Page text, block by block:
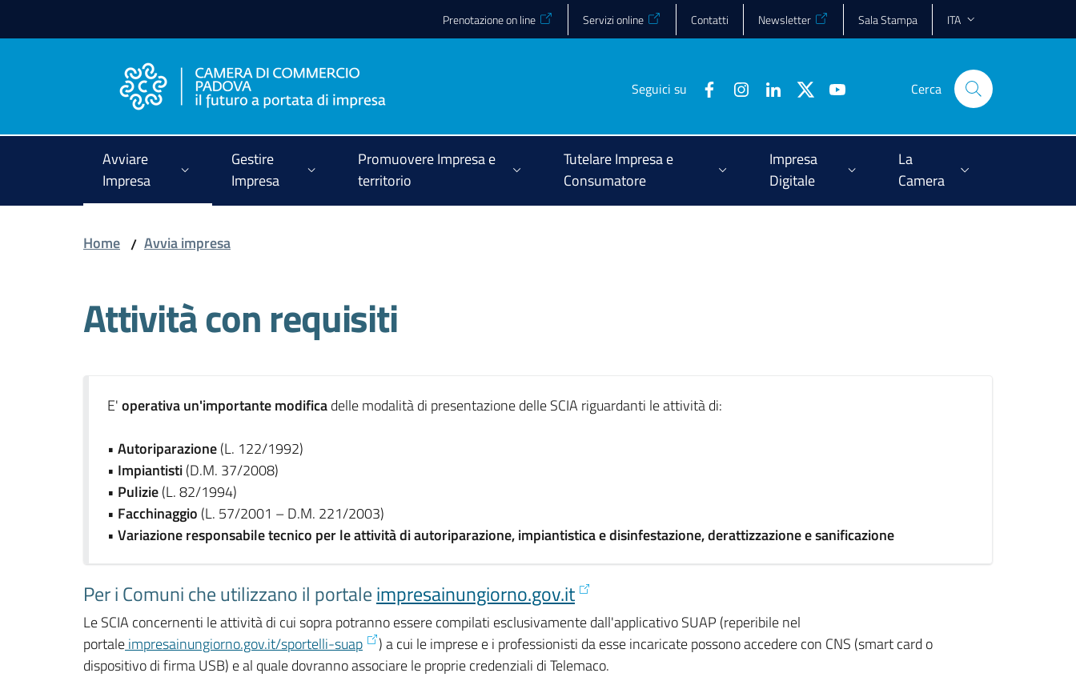
Prenotazione on line Servizi online Contatti Newsletter Sala Stampa ITA
Seguici su Cerca
Avviare
Impresa
Gestire
Impresa
Promuovere Impresa e
territorio
Tutelare Impresa e
Consumatore
Impresa
Digitale
La
Camera
Home / Avvia impresa
Attività con requisiti
E'operativa un'importante modificadelle modalità di presentazione delle SCIA riguardanti le attività di:
• Autoriparazione(L. 122/1992)
• Impiantisti(D.M. 37/2008)
• Pulizie(L. 82/1994)
• Facchinaggio (L. 57/2001 – D.M. 221/2003)
• Variazione responsabile tecnico per le attività di autoriparazione, impiantistica e disinfestazione, derattizzazione e sanificazione
Per i Comuni che utilizzano il portaleimpresainungiorno.gov.it
Le SCIA concernenti le attività di cui sopra potranno essere compilati esclusivamente dall'applicativo SUAP (reperibile nel
portaleimpresainungiorno.gov.it/sportelli-suap
) a cui le imprese e i professionisti da esse incaricate possono accedere con CNS (smart card o
dispositivo di firma USB) e al quale dovranno associare le proprie credenziali di Telemaco.